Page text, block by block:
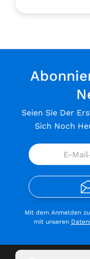
Seien Sie Der
Sich Noch
Mit dem Anmelden
mit unseren